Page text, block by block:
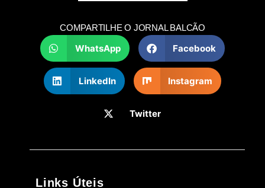
COMPARTILHE O JORNAL BALCÃO
WhatsApp Facebook
LinkedIn Instagram
Twitter
Links Úteis